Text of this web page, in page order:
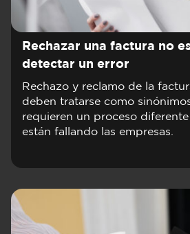
Rechazar una factura no
detectar un error
Rechazo y reclamo de la
deben tratarse como
requieren un proceso
están fallando las empresas.